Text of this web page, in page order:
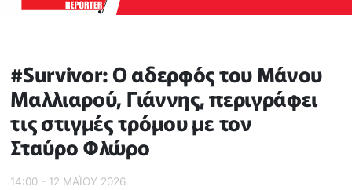
#Survivor: Ο αδερφός του Μάνου
Μαλλιαρού, Γιάννης, περιγράφει
τις στιγμές τρόμου με τον
Σταύρο Φλώρο
14:00 - 12 ΜΑΪ́ΟΥ 2026